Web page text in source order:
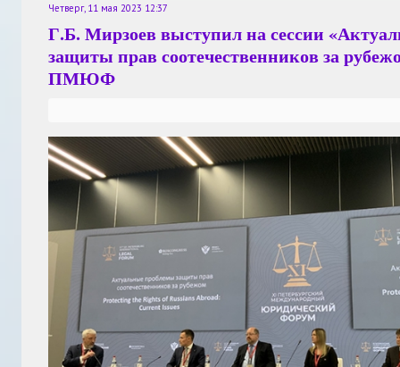
Четверг, 11 мая 2023 12:37
Г.Б. Мирзоев выступил на сессии
защиты прав соотечественников за
ПМЮФ